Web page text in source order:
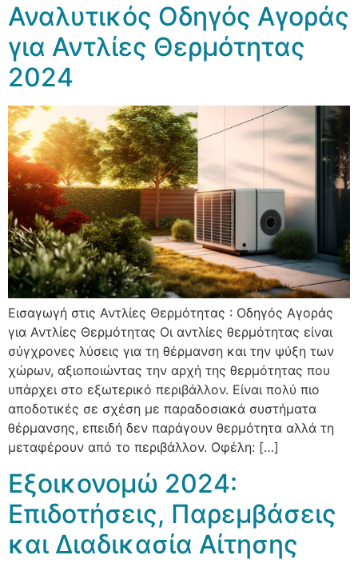
Αναλυτικός Οδηγός Αγοράς
για Αντλίες Θερμότητας
2024
Εισαγωγή στις Αντλίες Θερμότητας : Οδηγός Αγοράς
για Αντλίες Θερμότητας Οι αντλίες θερμότητας είναι
σύγχρονες λύσεις για τη θέρμανση και την ψύξη των
χώρων, αξιοποιώντας την αρχή της θερμότητας που
υπάρχει στο εξωτερικό περιβάλλον. Είναι πολύ πιο
αποδοτικές σε σχέση με παραδοσιακά συστήματα
θέρμανσης, επειδή δεν παράγουν θερμότητα αλλά τη
μεταφέρουν από το περιβάλλον. Οφέλη: […]
Εξοικονομώ 2024:
Επιδοτήσεις, Παρεμβάσεις
και Διαδικασία Αίτησης